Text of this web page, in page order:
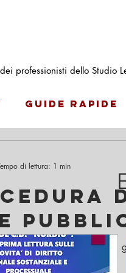
professionisti dello Studio
Guide Rapide
Sentenza n. 5831 del 28
di lettura: 1 min